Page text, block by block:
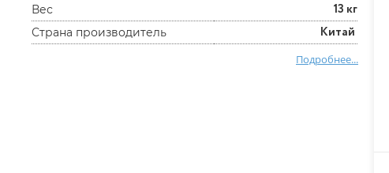
Вес 13 кг
Страна производитель Китай
Подробнее...